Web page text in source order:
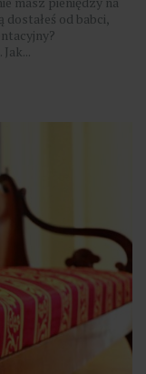
od babci,